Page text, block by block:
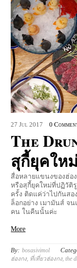
27 Jul 2017 0
The
สุกี้ยุคให
สื่อหลายแขนงของฮ่อง
หรือสุกี้ยุคใหม่ที่ปฏิวัติ
ครั้ง ติดแค่ว่าไปกันสอ
ล็อกอย่าง เมามันส์ จ
คน ในคืนนั้นค่ะ
More
By: bosasivimol
ฮ่องกง, ที่เที่ยวฮ่องกง,the